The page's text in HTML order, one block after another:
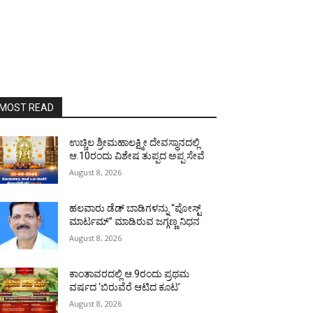
READ
ಉಚ್ಚಿಲ ಶ್ರೀಮಹಾಲಕ್ಷ್ಮೀ ದೇವಸ್ಥಾನದಲ್ಲಿ
ಆ.10ರಂದು ವಿಶೇಷ ತುಪ್ಪದ ಅಪ್ಪ ಸೇವೆ
August 8, 2026
ಹಲವಾರು ಡೆಡ್ ಬಾಡಿಗಳನ್ನು “ಪೋಸ್ಟ್
ಮಾರ್ಟಮ್” ಮಾಡಿರುವ ಜಗ್ಗಣ್ಣ ನಿಧನ
August 8, 2026
ಕಾಂತಾವರದಲ್ಲಿ ಆ.9ರಂದು ಪ್ರಥಮ
ವರ್ಷದ ‘ಬಿರುವೆರೆ ಆಟಿದ ಕೂಟ’
August 8, 2026